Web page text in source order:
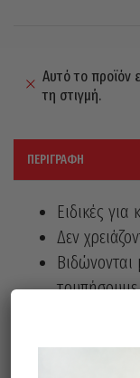
Αυτό το προϊόν
τη στιγμή.
ΠΕΡΙΓΡΑΦΉ
Ειδικές
Δεν
τρυπήσουμε